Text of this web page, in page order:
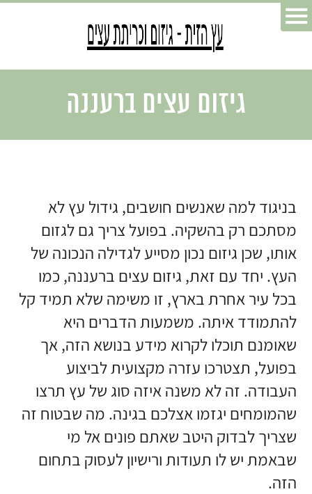
גיזום עצים ברעננה
בניגוד למה שאנשים חושבים, גידול עץ לא
מסתכם רק בהשקיה. בפועל צריך גם לגזום
אותו, שכן גיזום נכון מסייע לגדילה הנכונה של
העץ. יחד עם זאת, גיזום עצים ברעננה, כמו
בכל עיר אחרת בארץ, זו משימה שלא תמיד קל
להתמודד איתה. משמעות הדברים היא
שאומנם תוכלו לקרוא מידע בנושא הזה, אך
בפועל, תצטרכו עזרה מקצועית לביצוע
העבודה. זה לא משנה איזה סוג של עץ תרצו
שהמומחים יגזמו אצלכם בגינה. מה שבטוח זה
שצריך לבדוק היטב שאתם פונים אל מי
שבאמת יש לו תעודות ורישיון לעסוק בתחום
הזה.